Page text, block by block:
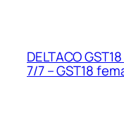
DELTACO
7/7 – GST18